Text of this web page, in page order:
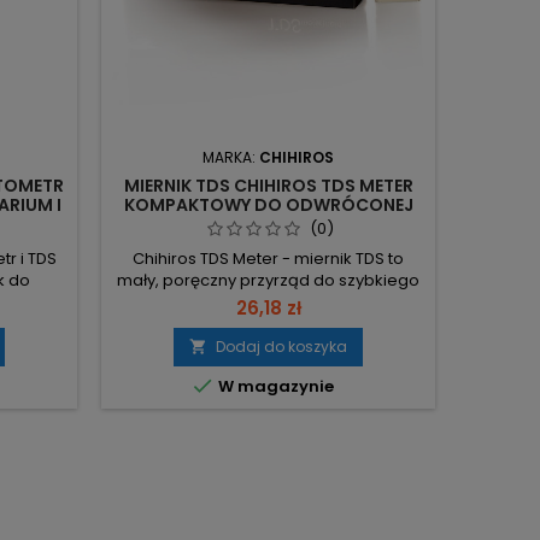
I
i TDS
do
MARKA: CHIHIROS
MIERNIK TDS CHIHIROS TDS METER
KOMPAKTOWY DO ODWRÓCONEJ
OSMOZY I AKWARIUM
SŁODKOWODNEGO
(0)
Chihiros TDS Meter - miernik TDS to
mały, poręczny przyrząd do szybkiego
pomiaru zanieczyszczeń wody.
Wyposażony w czujnik temperatury.
Pomiar TDS – szybka ocena zawartości
rozpuszczonych substancji, umożliwia
kontrolę czystości wody. Mały i
26,18 zł
 Dodaj do koszyka
 W magazynie